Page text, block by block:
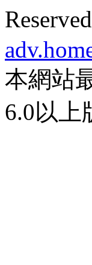
本網站
6.0以上